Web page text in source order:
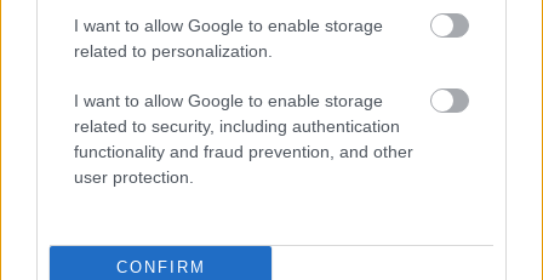
I want to allow Google to enable storage
related to personalization.
I want to allow Google to enable storage
related to security, including authentication
functionality and fraud prevention, and other
user protection.
CONFIRM